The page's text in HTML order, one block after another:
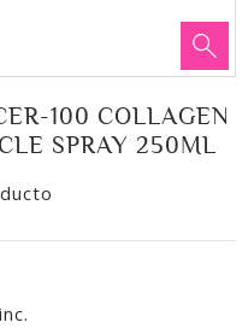
100 COLLAGEN
SPRAY 250ML